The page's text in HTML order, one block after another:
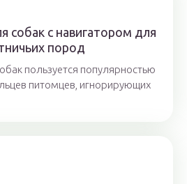
собак с навигатором для
пород
пользуется популярностью
питомцев, игнорирующих